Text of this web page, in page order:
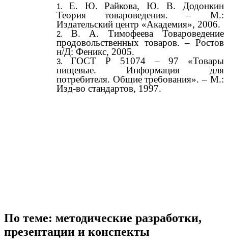
Е. Ю. Райкова, Ю. В. Додонкин
Теория товароведения. – М.:
Издательский центр «Академия», 2006.
В. А. Тимофеева Товароведение
продовольственных товаров. – Ростов
н/Д: Феникс, 2005.
ГОСТ Р 51074 – 97 «Товары
пищевые. Информация для
потребителя. Общие требования». – М.:
Изд-во стандартов, 1997.
По теме: методические разработки,
презентации и конспекты